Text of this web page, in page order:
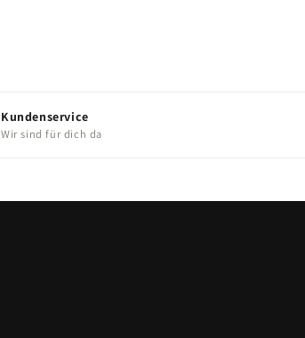
Kundenservice
Wir sind für dich da